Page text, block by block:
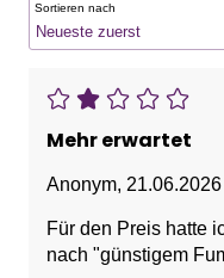
Sortieren nach
Mehr erwartet
Anonym, 21.06.2026
Für den Preis hatte
nach "günstigem